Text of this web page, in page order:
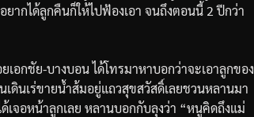
ากได้ลูกคืนก็ให้ไปฟ้องเอา จนถึงตอนนี้ 2 ปีกว่า
กชัย-บางบอน ได้โทรมาหาบอกว่าจะเอาลูกของ
ดินเร่ขายน้ำส้มอยู่แถวสุขสวัสดิ์เลยชวนหลานมา
เจอหน้าลูกเลย หลานบอกกับลุงว่า “หนูคิดถึงแม่